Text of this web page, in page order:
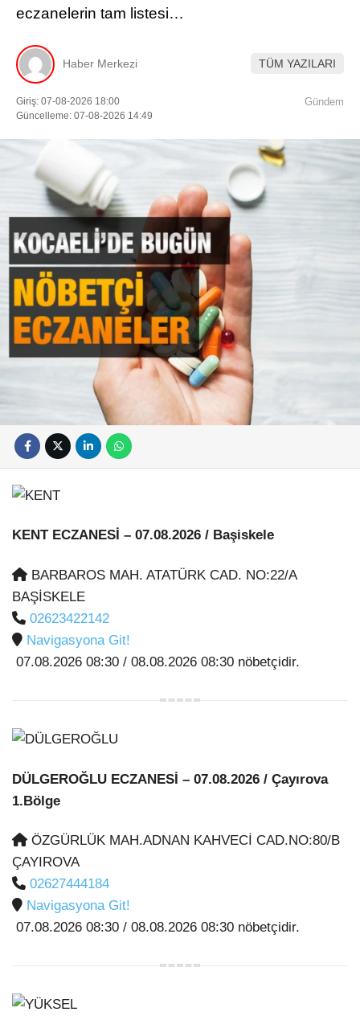
eczanelerin tam listesi…
Haber Merkezi TÜM YAZILARI
Giriş: 07-08-2026 18:00
Güncelleme: 07-08-2026 14:49
Gündem
KENT ECZANESİ – 07.08.2026 / Başiskele
BARBAROS MAH. ATATÜRK CAD. NO:22/A
BAŞİSKELE
02623422142
Navigasyona Git!
07.08.2026 08:30 / 08.08.2026 08:30 nöbetçidir.
DÜLGEROĞLU ECZANESİ – 07.08.2026 / Çayırova
1.Bölge
ÖZGÜRLÜK MAH.ADNAN KAHVECİ CAD.NO:80/B
ÇAYIROVA
02627444184
Navigasyona Git!
07.08.2026 08:30 / 08.08.2026 08:30 nöbetçidir.